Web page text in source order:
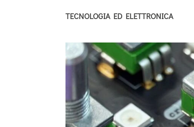
TECNOLOGIA ED ELETTRONICA